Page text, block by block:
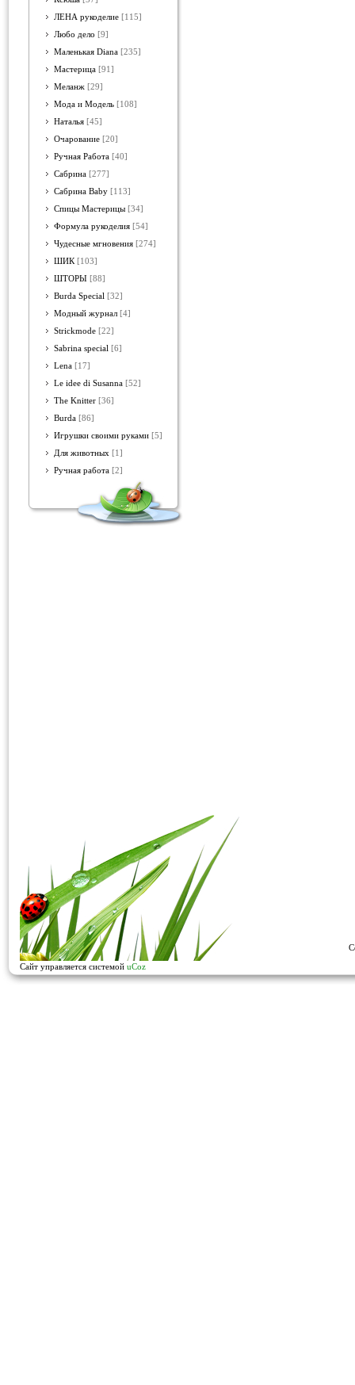
ЛЕНА рукоделие [115]
Любо дело [9]
Маленькая Diana [235]
Мастерица [91]
Меланж [29]
Мода и Модель [108]
Наталья [45]
Очарование [20]
Ручная Работа [40]
Сабрина [277]
Сабрина Baby [113]
Спицы Мастерицы [34]
Формула рукоделия [54]
Чудесные мгновения [274]
ШИК [103]
ШТОРЫ [88]
Burda Special [32]
Модный журнал [4]
Strickmode [22]
Sabrina special [6]
Lena [17]
Le idee di Susanna [52]
The Knitter [36]
Burda [86]
Игрушки своими руками [5]
Для животных [1]
Ручная работа [2]
Сайт управляется системой uCoz